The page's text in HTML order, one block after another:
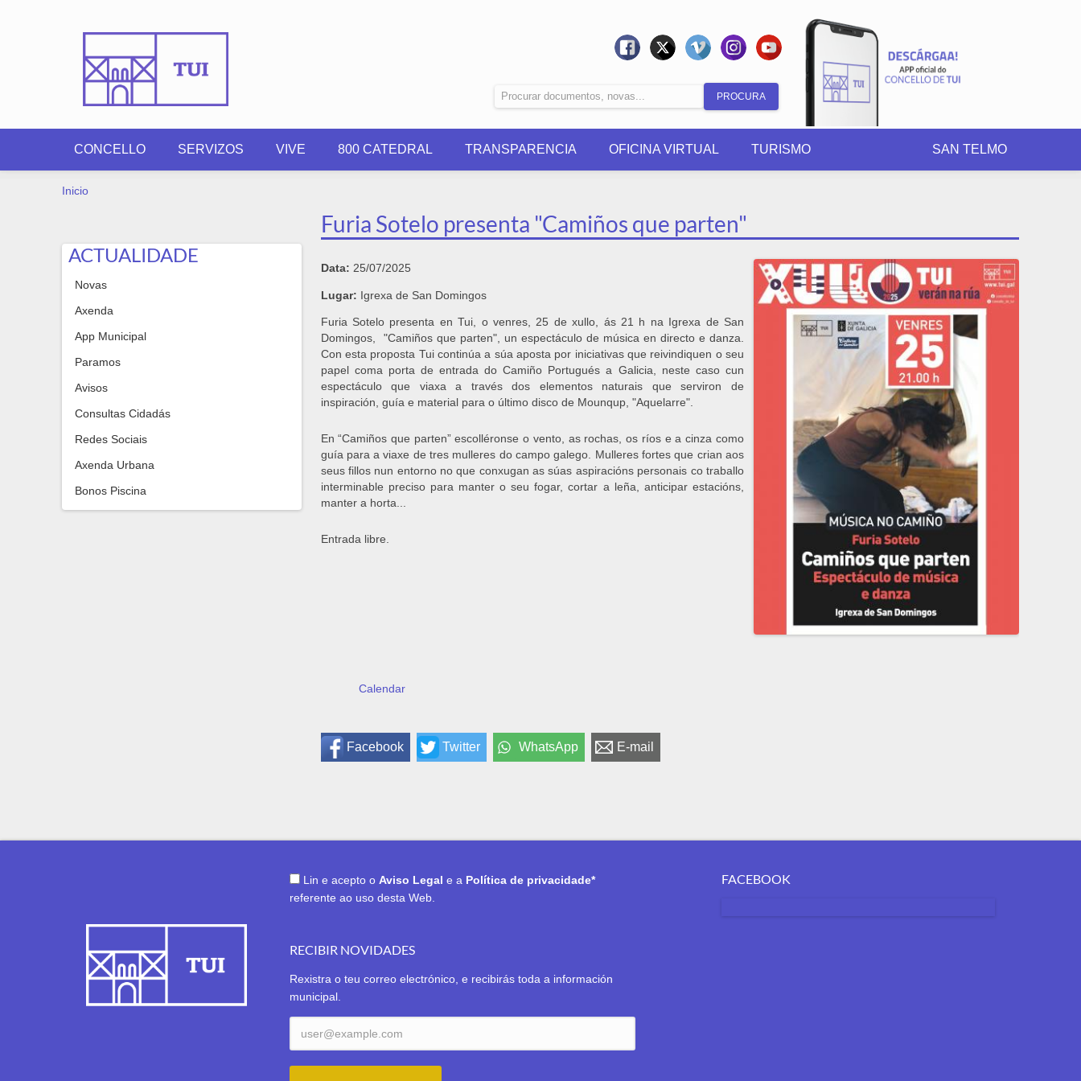
Formulario
de
busca
CONCELLO SERVIZOS VIVE 800 CATEDRAL TRANSPARENCIA OFICINA VIRTUAL TURISMO SAN TELMO
VOSTEDE ESTÁ AQUÍ
Inicio
ACTUALIDADE
Novas
Axenda
App Municipal
Paramos
Avisos
Consultas Cidadás
Redes Sociais
Axenda Urbana
Bonos Piscina
Furia Sotelo presenta "Camiños que parten"
Data: 25/07/2025
Lugar: Igrexa de San Domingos
Furia Sotelo presenta en Tui, o venres, 25 de xullo, ás 21 h na Igrexa de San
Domingos, "Camiños que parten", un espectáculo de música en directo e danza.
Con esta proposta Tui continúa a súa aposta por iniciativas que reivindiquen o seu
papel coma porta de entrada do Camiño Portugués a Galicia, neste caso cun
espectáculo que viaxa a través dos elementos naturais que serviron de
inspiración, guía e material para o último disco de Mounqup, "Aquelarre".
En “Camiños que parten” escolléronse o vento, as rochas, os ríos e a cinza como
guía para a viaxe de tres mulleres do campo galego. Mulleres fortes que crian aos
seus fillos nun entorno no que conxugan as súas aspiracións personais co traballo
interminable preciso para manter o seu fogar, cortar a leña, anticipar estacións,
manter a horta...
Entrada libre.
Calendar
Facebook Twitter WhatsApp E-mail
Lin e acepto oAviso Legal e a Política de privacidade*
referente ao uso desta Web.
RECIBIR NOVIDADES
Rexistra o teu correo electrónico, e recibirás toda a información
municipal.
FACEBOOK